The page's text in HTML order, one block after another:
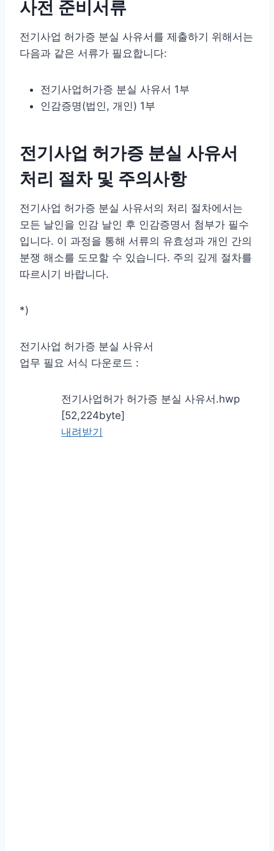
사전 준비서류
전기사업 허가증 분실 사유서를 제출하기 위해서는
다음과 같은 서류가 필요합니다:
전기사업허가증 분실 사유서 1부
인감증명(법인, 개인) 1부
전기사업 허가증 분실 사유서
처리 절차 및 주의사항
전기사업 허가증 분실 사유서의 처리 절차에서는
모든 날인을 인감 날인 후 인감증명서 첨부가 필수
입니다. 이 과정을 통해 서류의 유효성과 개인 간의
분쟁 해소를 도모할 수 있습니다. 주의 깊게 절차를
따르시기 바랍니다.
*)
전기사업 허가증 분실 사유서
업무 필요 서식 다운로드 :
전기사업허가 허가증 분실 사유서.hwp
[52,224byte]
내려받기